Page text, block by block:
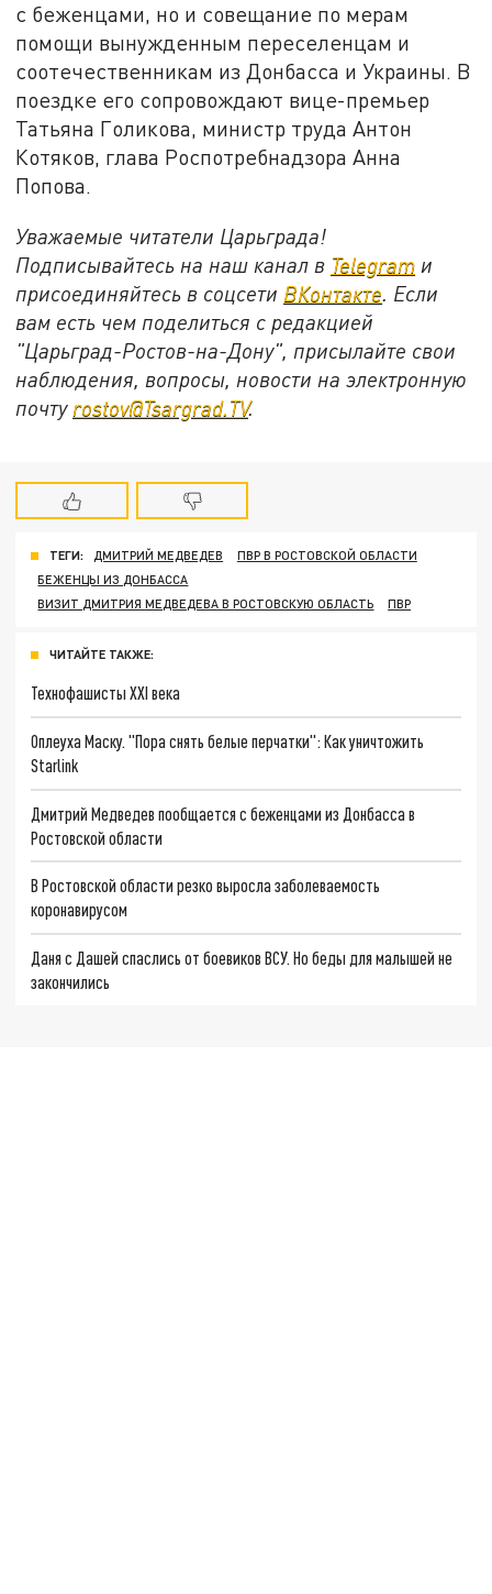
с беженцами, но и совещание по мерам
помощи вынужденным переселенцам и
соотечественникам из Донбасса и Украины. В
поездке его сопровождают вице-премьер
Татьяна Голикова, министр труда Антон
Котяков, глава Роспотребнадзора Анна
Попова.
Уважаемые читатели Царьграда!
Подписывайтесь на наш канал в Telegram и
присоединяйтесь в соцсети ВКонтакте. Если
вам есть чем поделиться с редакцией
"Царьград-Ростов-на-Дону", присылайте свои
наблюдения, вопросы, новости на электронную
почту rostov@Tsargrad.ТV.
ТЕГИ: ДМИТРИЙ МЕДВЕДЕВ
ПВР В РОСТОВСКОЙ ОБЛАСТИ
БЕЖЕНЦЫ ИЗ ДОНБАССА
ВИЗИТ ДМИТРИЯ МЕДВЕДЕВА В РОСТОВСКУЮ ОБЛАСТЬ
ПВР
ЧИТАЙТЕ ТАКЖЕ:
Технофашисты XXI века
Оплеуха Маску. "Пора снять белые перчатки": Как уничтожить
Starlink
Дмитрий Медведев пообщается с беженцами из Донбасса в
Ростовской области
В Ростовской области резко выросла заболеваемость
коронавирусом
Даня с Дашей спаслись от боевиков ВСУ. Но беды для малышей не
закончились